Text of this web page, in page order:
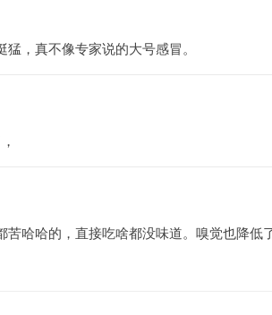
，真不像专家说的大号感冒。
苦哈哈的，直接吃啥都没味道。嗅觉也降低